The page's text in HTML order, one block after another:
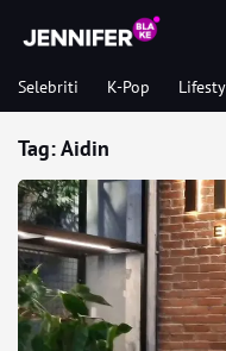
Selebriti K-Pop
Tag:Aidin